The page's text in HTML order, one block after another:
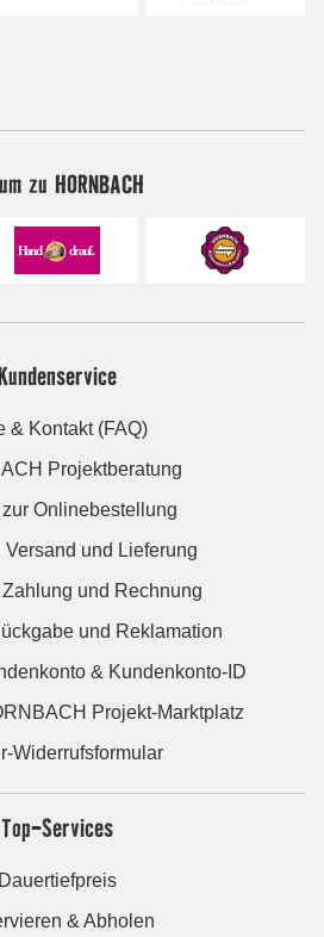
zu HORNBACH
& Kontakt (FAQ)
Projektberatung
Onlinebestellung
Versand und Lieferung
und Rechnung
und Reklamation
& Kundenkonto-ID
Projekt-Marktplatz
Widerrufsformular
Top-Services
Dauertiefpreis
& Abholen